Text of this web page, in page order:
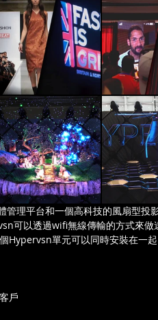
可以透過wifi無線傳輸的方式來
Hypervsn單元可以同時安裝在一
戶